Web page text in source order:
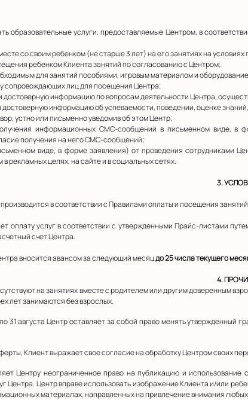
образовательные услуги, предоставляемые Центром, в
со своим ребенком (не старше 3 лет) на его занятиях на условиях
ребенком Клиента занятий по согласованию с Центром;
для занятий пособиями, игровым материалом и
сопровождающих лиц для посещения Центра;
достоверную информацию по вопросам деятельности Центра,
достоверную информацию об успеваемости, поведении, оценке
устно или письменно уведомив об этом Центр;
информационных СМС-сообщений в письменном виде, в
получения на него СМС-сообщений;
виде, в форме заявления) от проведения сотрудниками
рекламных целях, на сайте и в социальных сетях.
3.
в соответствии с Правилами оплаты и посещения
оплату услуг в соответствии с утвержденными Прайс-листами
счет Центра.
вносится авансом за следующий месяцдо 25 числа текущего
4.
на занятиях вместе с родителем или другим доверенным
лет занимаются без взрослых.
31 августа Центр оставляет за собой право менять утвержденный
Клиент выражает свое согласие на обработку Центром своих
Центру неограниченное право на публикацию и
Центра. Центр вправе использовать изображение Клиента и/или
материалах, направленных на привлечение внимания любых